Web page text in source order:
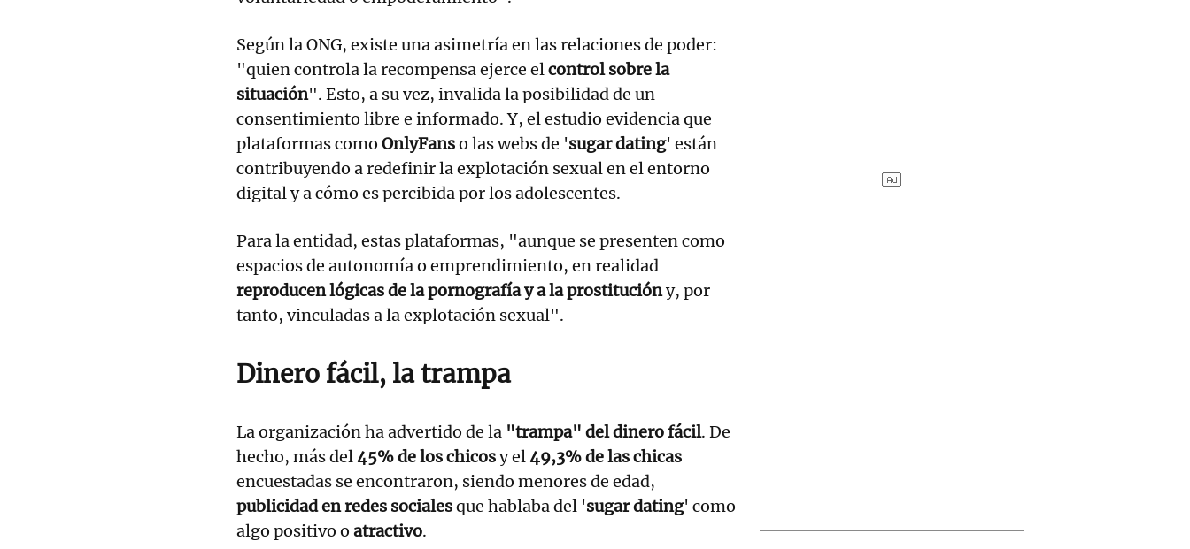
Según la ONG, existe una asimetría en las relaciones de poder:
"quien controla la recompensa ejerce elcontrol sobre la
situación". Esto, a su vez, invalida la posibilidad de un
consentimiento libre e informado. Y, el estudio evidencia que
plataformas como OnlyFanso las webs de 'sugar dating' están
contribuyendo a redefinir la explotación sexual en el entorno
digital y a cómo es percibida por los adolescentes.
Para la entidad, estas plataformas, "aunque se presenten como
espacios de autonomía o emprendimiento, en realidad
reproducen lógicas de la pornografía y a la prostitucióny, por
tanto, vinculadas a la explotación sexual".
Dinero fácil, la trampa
La organización ha advertido de la "trampa" del dinero fácil. De
hecho, más del45% de los chicosy el49,3% de las chicas
encuestadas se encontraron, siendo menores de edad,
publicidad en redes socialesque hablaba del 'sugar dating' como
algo positivo o atractivo.